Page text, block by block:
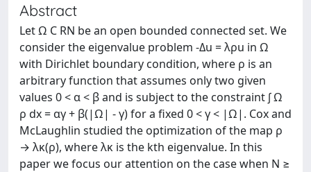
Abstract
Let Ω C RN be an open bounded connected set. We
consider the eigenvalue problem -Δu = λρu in Ω
with Dirichlet boundary condition, where ρ is an
arbitrary function that assumes only two given
values 0 < α < β and is subject to the constraint ∫ Ω
ρ dx = αγ + β(|Ω| - γ) for a fixed 0 < γ < |Ω|. Cox and
McLaughlin studied the optimization of the map ρ
→ λκ(ρ), where λκ is the kth eigenvalue. In this
paper we focus our attention on the case when N ≥